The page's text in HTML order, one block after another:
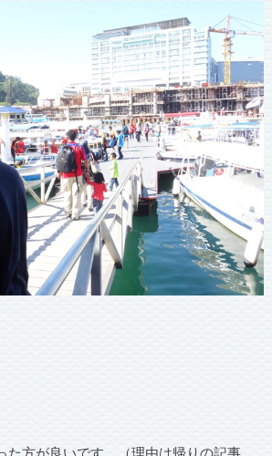
た方が良いです。（理由は帰りの記事